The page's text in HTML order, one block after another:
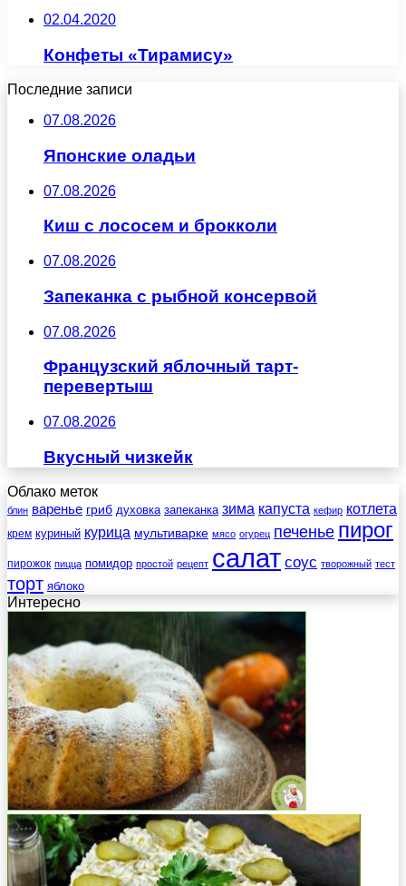
02.04.2020
Конфеты «Тирамису»
Последние записи
07.08.2026
Японские оладьи
07.08.2026
Киш с лососем и брокколи
07.08.2026
Запеканка с рыбной консервой
07.08.2026
Французский яблочный тарт-
перевертыш
07.08.2026
Вкусный чизкейк
Облако меток
блин варенье гриб духовка запеканка зима капуста кефир котлета
крем куриный курица мультиварке мясо огурец печенье пирог
пирожок пицца помидор простой рецепт салат соус творожный тест
торт яблоко
Интересно